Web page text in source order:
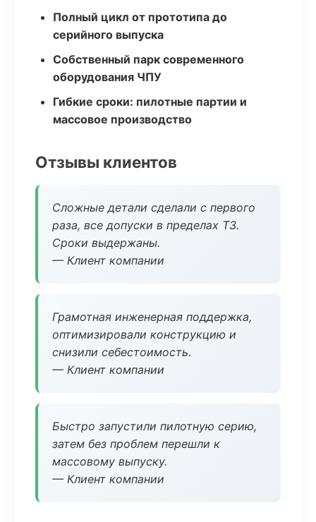
Полный цикл от прототипа до
серийного выпуска
Собственный парк современного
оборудования ЧПУ
Гибкие сроки: пилотные партии и
массовое производство
Отзывы клиентов
Сложные детали сделали с первого
раза, все допуски в пределах ТЗ.
Сроки выдержаны.
— Клиент компании
Грамотная инженерная поддержка,
оптимизировали конструкцию и
снизили себестоимость.
— Клиент компании
Быстро запустили пилотную серию,
затем без проблем перешли к
массовому выпуску.
— Клиент компании